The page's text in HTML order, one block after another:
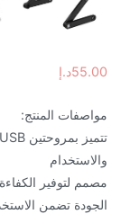
55.00د.إ
مواصفات المنتج:
والاستخدام
مصمم لتوفير
الجودة تضمن